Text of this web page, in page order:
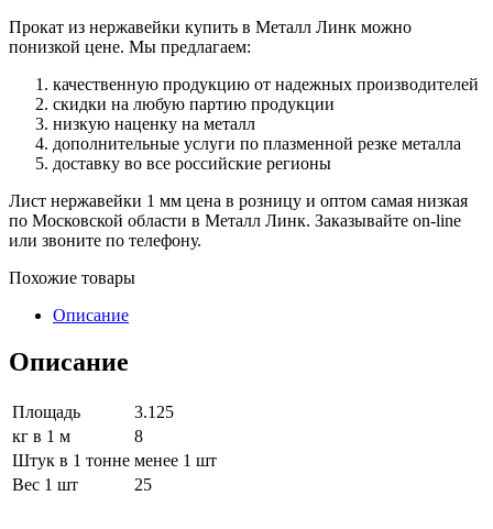
Прокат из нержавейки купить в Металл Линк можно
понизкой цене. Мы предлагаем:
качественную продукцию от надежных производителей
скидки на любую партию продукции
низкую наценку на металл
дополнительные услуги по плазменной резке металла
доставку во все российские регионы
Лист нержавейки 1 мм цена в розницу и оптом самая низкая
по Московской области в Металл Линк. Заказывайте on-line
или звоните по телефону.
Похожие товары
Описание
Описание
Площадь
3.125
кг в 1 м
8
Штук в 1 тонне менее 1 шт
Вес 1 шт
25